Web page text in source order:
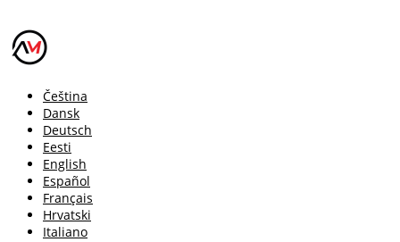
Čeština
Dansk
Deutsch
Eesti
English
Español
Français
Hrvatski
Italiano